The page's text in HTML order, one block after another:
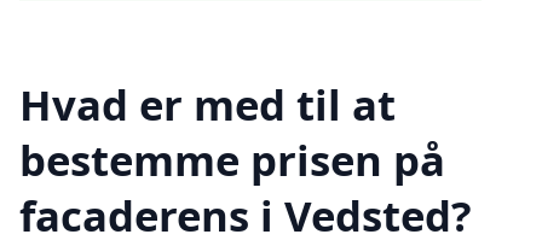
Hvad er med til at
bestemme prisen på
facaderens i Vedsted?